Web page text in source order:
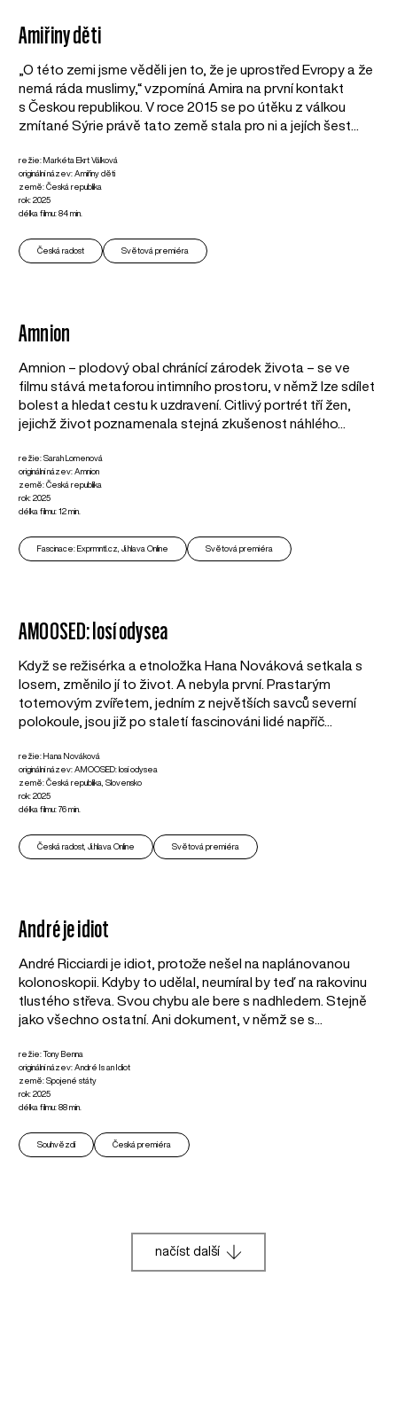
Amiřiny děti
„O této zemi jsme věděli jen to, že je uprostřed Evropy a že
nemá ráda muslimy,“ vzpomíná Amira na první kontakt
s Českou republikou. V roce 2015 se po útěku z válkou
zmítané Sýrie právě tato země stala pro ni a jejích šest...
režie: Markéta Ekrt Válková
originální název: Amiřiny děti
země: Česká republika
rok: 2025
délka filmu: 84 min.
Česká radost Světová premiéra
Amnion
Amnion – plodový obal chránící zárodek života – se ve
filmu stává metaforou intimního prostoru, v němž lze sdílet
bolest a hledat cestu k uzdravení. Citlivý portrét tří žen,
jejichž život poznamenala stejná zkušenost náhlého...
režie: Sarah Lomenová
originální název: Amnion
země: Česká republika
rok: 2025
délka filmu: 12 min.
Fascinace: Exprmntl.cz, Ji.hlava Online Světová premiéra
AMOOSED: losí odysea
Když se režisérka a etnoložka Hana Nováková setkala s
losem, změnilo jí to život. A nebyla první. Prastarým
totemovým zvířetem, jedním z největších savců severní
polokoule, jsou již po staletí fascinováni lidé napříč...
režie: Hana Nováková
originální název: AMOOSED: losí odysea
země: Česká republika, Slovensko
rok: 2025
délka filmu: 76 min.
Česká radost, Ji.hlava Online Světová premiéra
André je idiot
André Ricciardi je idiot, protože nešel na naplánovanou
kolonoskopii. Kdyby to udělal, neumíral by teď na rakovinu
tlustého střeva. Svou chybu ale bere s nadhledem. Stejně
jako všechno ostatní. Ani dokument, v němž se s...
režie: Tony Benna
originální název: André Is an Idiot
země: Spojené státy
rok: 2025
délka filmu: 88 min.
Souhvězdí Česká premiéra
načíst další